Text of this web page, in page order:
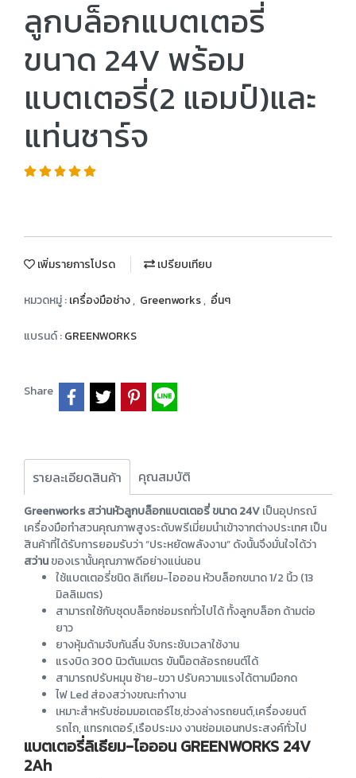
ลูกบล็อกแบตเตอรี่
ขนาด 24V พร้อม
แบตเตอรี่(2 แอมป์)และ
แท่นชาร์จ
เพิ่มรายการโปรด เปรียบเทียบ
หมวดหมู่ :เครื่องมือช่าง, Greenworks, อื่นๆ
แบรนด์ :GREENWORKS
Share
รายละเอียดสินค้า คุณสมบัติ
Greenworks สว่านหัวลูกบล็อกแบตเตอรี่ ขนาด 24Vเป็นอุปกรณ์
เครื่องมือทำสวนคุณภาพสูงระดับพรีเมี่ยมนำเข้าจากต่างประเทศ เป็น
สินค้าที่ได้รับการยอมรับว่า “ประหยัดพลังงาน” ดังนั้นจึงมั่นใจได้ว่า
สว่านของเรานั้นคุณภาพดีอย่างแน่นอน
ใช้แบตเตอรี่ชนิด ลิเทียม-ไอออน หัวบล็อกขนาด 1/2 นิ้ว (13
มิลลิเมตร)
สามารถใช้กับชุดบล็อกซ่อมรถทั่วไปได้ ทั้งลูกบล็อก ด้ามต่อ
ยาว
ยางหุ้มด้ามจับกันลื่น จับกระชับเวลาใช้งาน
แรงบิด 300 นิวตันเมตร ขันน็อตล้อรถยนต์ได้
สามารถปรับหมุน ซ้าย-ขวา ปรับความแรงได้ตามมือกด
ไฟ Led ส่องสว่างขณะทำงาน
เหมาะสำหรับซ่อมมอเตอร์ไซ,ช่วงล่างรถยนต์,เครื่องยนต์
รถไถ, แทรกเตอร์,เรือประมง งานซ่อมเอนกประสงค์ทั่วไป
แบตเตอรี่ลิเธียม-ไอออน GREENWORKS 24V
2Ah